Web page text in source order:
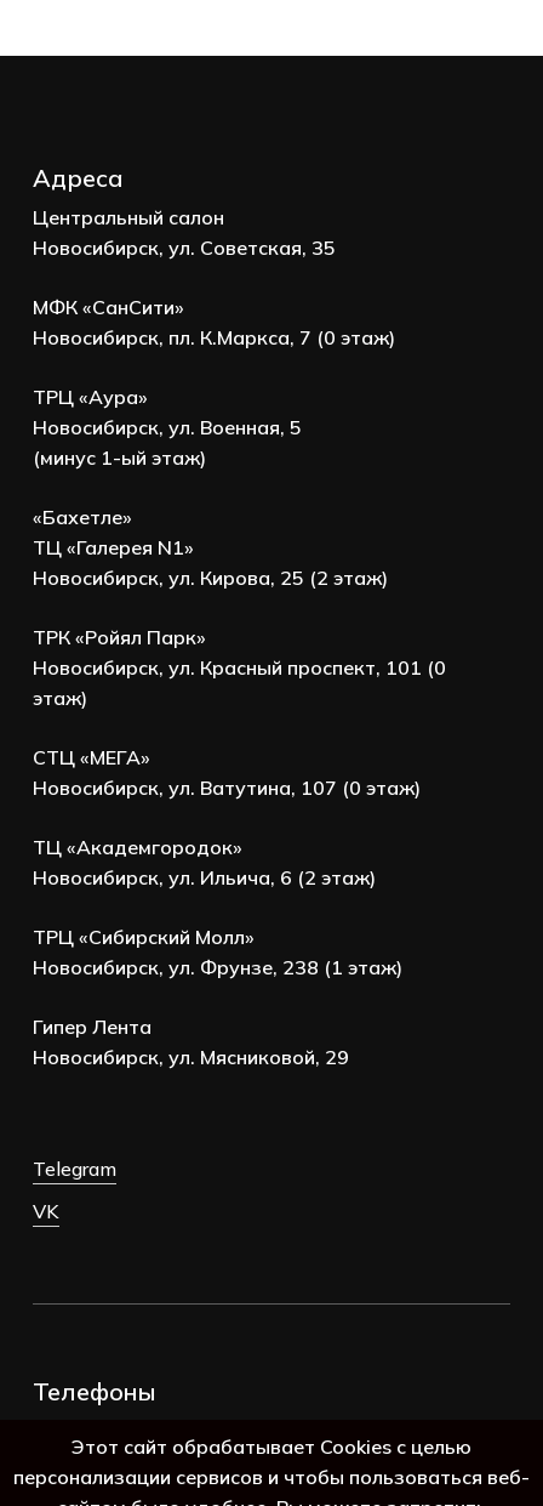
Адреса
Центральный салон
Новосибирск, ул. Советская, 35
МФК «СанСити»
Новосибирск, пл. К.Маркса, 7 (0 этаж)
ТРЦ «Аура»
Новосибирск, ул. Военная, 5
(минус 1-ый этаж)
«Бахетле»
ТЦ «Галерея N1»
Новосибирск, ул. Кирова, 25 (2 этаж)
ТРК «Ройял Парк»
Новосибирск, ул. Красный проспект, 101 (0
этаж)
СТЦ «МЕГА»
Новосибирск, ул. Ватутина, 107 (0 этаж)
ТЦ «Академгородок»
Новосибирск, ул. Ильича, 6 (2 этаж)
ТРЦ «Сибирский Молл»
Новосибирск, ул. Фрунзе, 238 (1 этаж)
Гипер Лента
Новосибирск, ул. Мясниковой, 29
Telegram
VK
Телефоны
8 (800) 250-69-39
Этот сайт обрабатывает Cookies с целью
персонализации сервисов и чтобы пользоваться веб-